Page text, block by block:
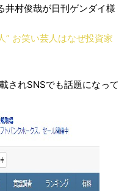
井村俊哉が日刊ゲンダイ様
” お笑い芸人はなぜ投資家
されSNSでも話題になって